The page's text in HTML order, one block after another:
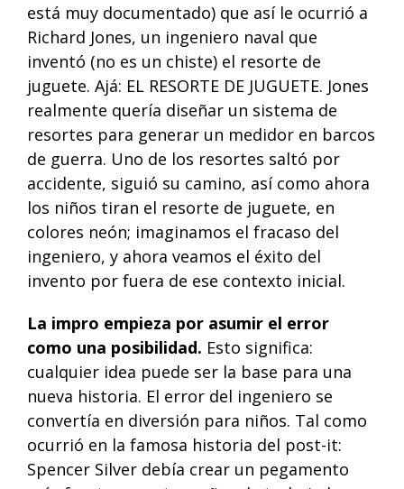
está muy documentado) que así le ocurrió a
Richard Jones, un ingeniero naval que
inventó (no es un chiste) el resorte de
juguete. Ajá: EL RESORTE DE JUGUETE. Jones
realmente quería diseñar un sistema de
resortes para generar un medidor en barcos
de guerra. Uno de los resortes saltó por
accidente, siguió su camino, así como ahora
los niños tiran el resorte de juguete, en
colores neón; imaginamos el fracaso del
ingeniero, y ahora veamos el éxito del
invento por fuera de ese contexto inicial.
La impro empieza por asumir el error
como una posibilidad. Esto significa:
cualquier idea puede ser la base para una
nueva historia. El error del ingeniero se
convertía en diversión para niños. Tal como
ocurrió en la famosa historia del post-it:
Spencer Silver debía crear un pegamento